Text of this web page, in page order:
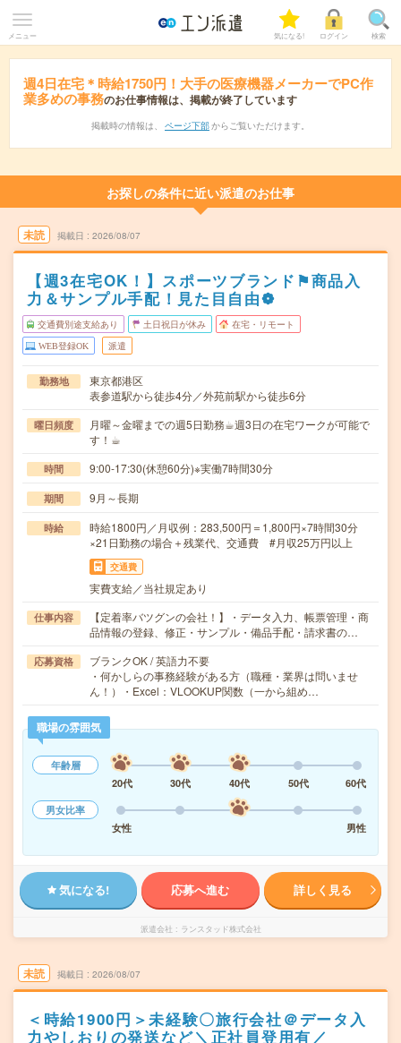
メニュー 気になる! ログイン 検索
週4日在宅＊時給1750円！大手の医療機器メーカーでPC作
業多めの事務のお仕事情報は、掲載が終了しています
掲載時の情報は、 ページ下部 からご覧いただけます。
お探しの条件に近い派遣のお仕事
未読 掲載日 2026/08/07
【週3在宅OK！】スポーツブランド⚑商品入
力＆サンプル手配！見た目自由❁
交通費別途支給あり 土日祝日が休み 在宅・リモート
WEB登録OK 派遣
勤務地
東京都港区
表参道駅から徒歩4分／外苑前駅から徒歩6分
曜日頻度
月曜～金曜までの週5日勤務☕︎週3日の在宅ワークが可能で
す！☕︎
時間 9:00-17:30(休憩60分)※実働7時間30分
期間 9月～長期
時給
時給1800円／月収例：283,500円＝1,800円×7時間30分
×21日勤務の場合＋残業代、交通費 #月収25万円以上
交通費
実費支給／当社規定あり
仕事内容
【定着率バツグンの会社！】・データ入力、帳票管理・商
品情報の登録、修正・サンプル・備品手配・請求書の…
応募資格
ブランクOK / 英語力不要
・何かしらの事務経験がある方（職種・業界は問いませ
ん！）・Excel：VLOOKUP関数（一から組め…
職場の雰囲気
年齢層
20代
30代 40代 50代
60代
男女比率
女性
男性
気になる! 応募へ進む 詳しく見る
派遣会社 ランスタッド株式会社
未読 掲載日 2026/08/07
＜時給1900円＞未経験〇旅行会社＠データ入
力やしおりの発送など＼正社員登用有／